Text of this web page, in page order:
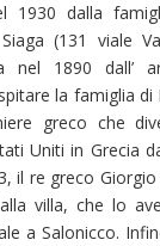
1930 dalla
(131 viale
nel 1890 dall’
la famiglia di
greco che
Uniti in Grecia
il re greco
villa, che lo
a Salonicco.